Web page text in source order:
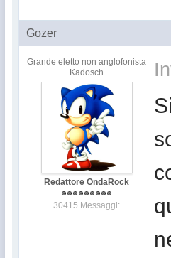
Gozer
Grande eletto non anglofonista
Kadosch
Redattore OndaRock
30415 Messaggi: